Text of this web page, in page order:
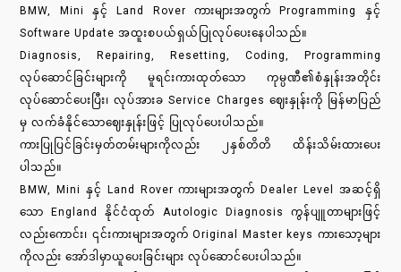
BMW, Mini နှင့် Land Rover ကားများအတွက် Programming နှင့်
Software Update အထူးစပယ်ရှယ်ပြုလုပ်ပေးနေပါသည်။
Diagnosis, Repairing, Resetting, Coding, Programming
လုပ်ဆောင်ခြင်းများကို မူရင်းကားထုတ်သော ကုမ္ပဏီ၏စံနှုန်းအတိုင်း
လုပ်ဆောင်ပေးပြီး၊ လုပ်အားခ Service Charges ဈေးနှုန်းကို မြန်မာပြည်
မှ လက်ခံနိုင်သောဈေးနှုန်းဖြင့် ပြုလုပ်ပေးပါသည်။
ကားပြုပြင်ခြင်းမှတ်တမ်းများကိုလည်း ၂နှစ်တိတိ ထိန်းသိမ်းထားပေး
ပါသည်။
BMW, Mini နှင့် Land Rover ကားများအတွက် Dealer Level အဆင့်ရှိ
သော England နိုင်ငံထုတ် Autologic Diagnosis ကွန်ပျူတာများဖြင့်
လည်းကောင်း၊ ၎င်းကားများအတွက် Original Master keys ကားသော့များ
ကိုလည်း အော်ဒါမှာယူပေးခြင်းများ လုပ်ဆောင်ပေးပါသည်။